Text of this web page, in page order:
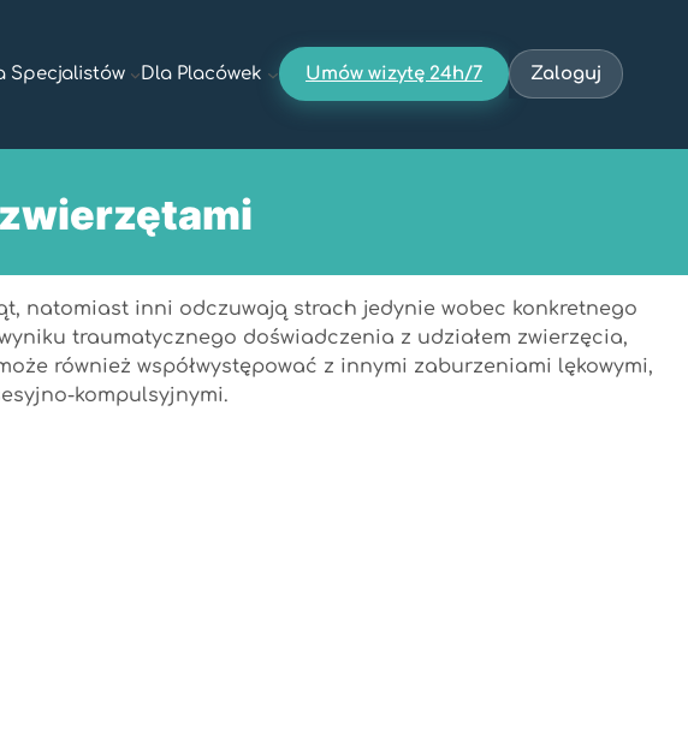
Specjalistów Dla Placówek Umów wizytę 24h/7 Zaloguj
natomiast inni odczuwają strach jedynie wobec konkretnego
traumatycznego doświadczenia z udziałem zwierzęcia,
również współwystępować z innymi zaburzeniami lękowymi,
kompulsyjnymi.